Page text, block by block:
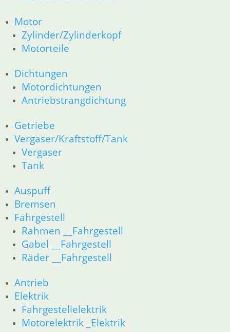
Motor
Zylinder/Zylinderkopf
Motorteile
Dichtungen
Motordichtungen
Antriebstrangdichtung
Getriebe
Vergaser/Kraftstoff/Tank
Vergaser
Tank
Auspuff
Bremsen
Fahrgestell
Rahmen __Fahrgestell
Gabel __Fahrgestell
Räder __Fahrgestell
Antrieb
Elektrik
Fahrgestellelektrik
Motorelektrik _Elektrik
Warenkorb
Mein Konto
Links
Newsletter Anmeldung
Newsletter Abmeldung
Information
Impressum
AGB
Datenschutzerklärung
Zahlung und Lieferung
Widerrufsbelehrung
Vertrag widerrufen
Teilesuche und Referenzummern
Besuchen Sie realoem.com mit Explosionszeichnungen für Ihre
Ersatzteilsuche.